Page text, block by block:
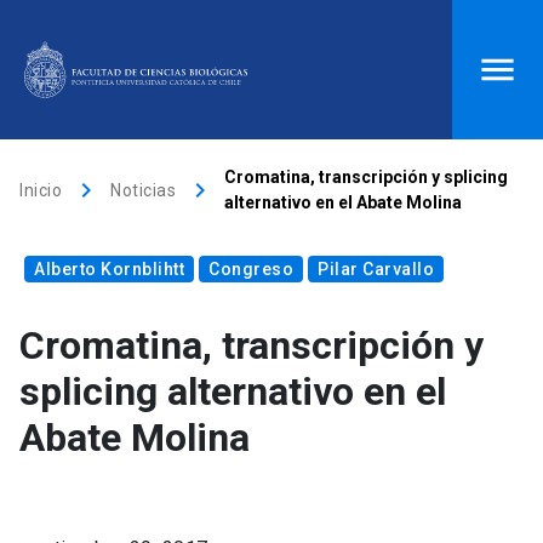
Donaciones launch
Mi portal UC launch Correo launch
Inicio
Inicio keyboard_arrow_right Noticias keyboard_arrow_right
Cromatina, transcripción y splicing
alternativo en el Abate Molina
Alberto Kornblihtt Congreso Pilar Carvallo
Cromatina, transcripción y
splicing alternativo en el
Abate Molina